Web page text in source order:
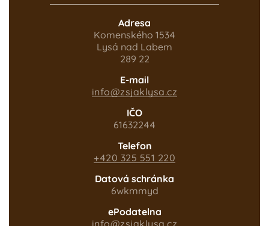
Adresa
Komenského 1534
Lysá nad Labem
289 22
E-mail
info@zsjaklysa.cz
IČO
61632244
Telefon
+420 325 551 220
Datová schránka
6wkmmyd
ePodatelna
info@zsjaklysa.cz